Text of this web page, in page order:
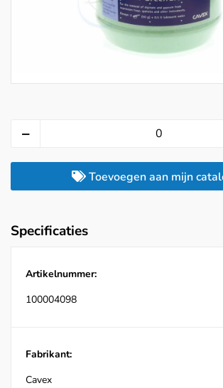
Toevoegen aan mijn
Specificaties
Artikelnummer:
100004098
Fabrikant:
Cavex